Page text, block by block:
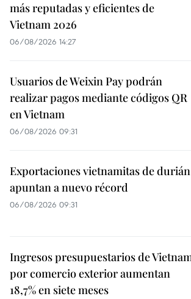
más reputadas y eficientes de
Vietnam 2026
06/08/2026 14:27
Usuarios de Weixin Pay podrán
realizar pagos mediante códigos QR
en Vietnam
06/08/2026 09:31
Exportaciones vietnamitas de durián
apuntan a nuevo récord
06/08/2026 09:31
Ingresos presupuestarios de
por comercio exterior aumentan
18,7% en siete meses